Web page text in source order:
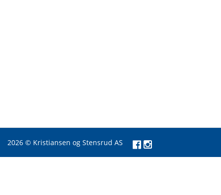
2026 © Kristiansen og Stensrud AS